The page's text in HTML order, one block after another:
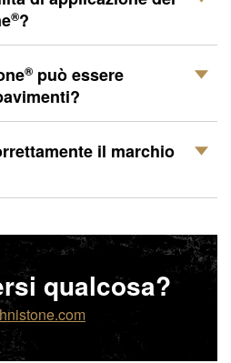
®?
® può essere
il marchio
qualcosa?